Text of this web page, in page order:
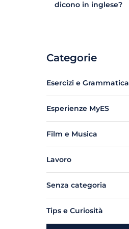
dicono in inglese?
Categorie
Esercizi e Grammatica
Esperienze MyES
Film e Musica
Lavoro
Senza categoria
Tips e Curiosità